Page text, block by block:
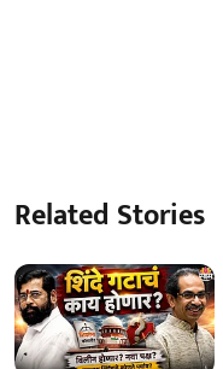
Related Stories